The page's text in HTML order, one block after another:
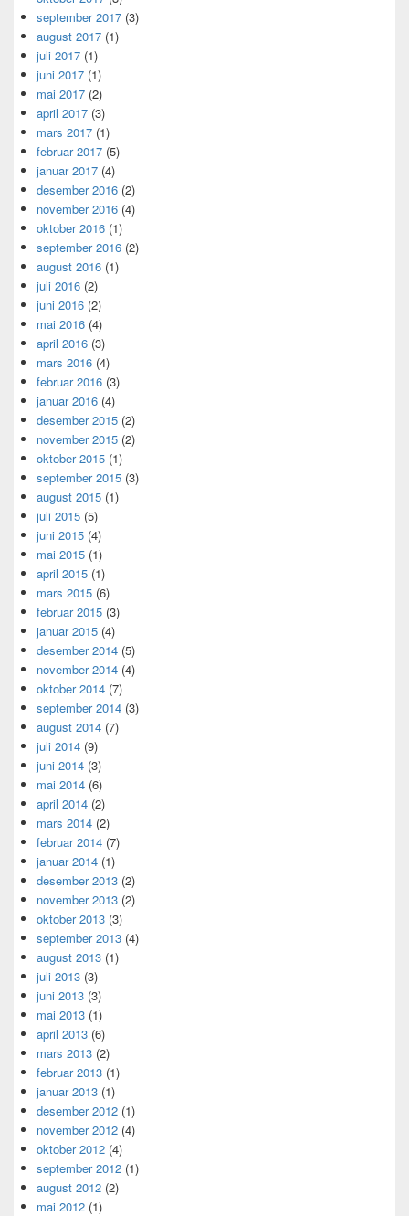
september 2017 (3)
august 2017 (1)
juli 2017 (1)
juni 2017 (1)
mai 2017 (2)
april 2017 (3)
mars 2017 (1)
februar 2017 (5)
januar 2017 (4)
desember 2016 (2)
november 2016 (4)
oktober 2016 (1)
september 2016 (2)
august 2016 (1)
juli 2016 (2)
juni 2016 (2)
mai 2016 (4)
april 2016 (3)
mars 2016 (4)
februar 2016 (3)
januar 2016 (4)
desember 2015 (2)
november 2015 (2)
oktober 2015 (1)
september 2015 (3)
august 2015 (1)
juli 2015 (5)
juni 2015 (4)
mai 2015 (1)
april 2015 (1)
mars 2015 (6)
februar 2015 (3)
januar 2015 (4)
desember 2014 (5)
november 2014 (4)
oktober 2014 (7)
september 2014 (3)
august 2014 (7)
juli 2014 (9)
juni 2014 (3)
mai 2014 (6)
april 2014 (2)
mars 2014 (2)
februar 2014 (7)
januar 2014 (1)
desember 2013 (2)
november 2013 (2)
oktober 2013 (3)
september 2013 (4)
august 2013 (1)
juli 2013 (3)
juni 2013 (3)
mai 2013 (1)
april 2013 (6)
mars 2013 (2)
februar 2013 (1)
januar 2013 (1)
desember 2012 (1)
november 2012 (4)
oktober 2012 (4)
september 2012 (1)
august 2012 (2)
mai 2012 (1)